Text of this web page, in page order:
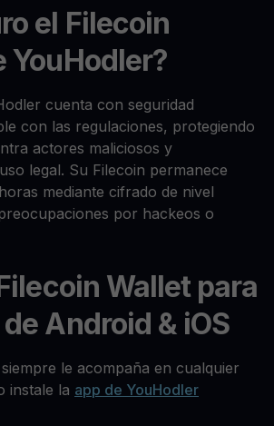
el Filecoin
YouHodler?
cuenta con seguridad
con las regulaciones, protegiendo
actores maliciosos y
legal. Su Filecoin permanece
mediante cifrado de nivel
por hackeos o
Wallet para
Android & iOS
le acompaña en cualquier
instale la app de YouHodler